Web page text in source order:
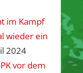
im Kampf
wieder ein
2024
vor dem